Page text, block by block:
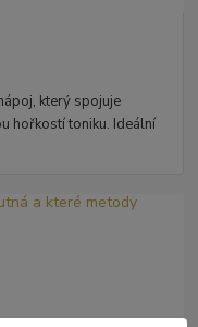
který spojuje
hořkostí toniku. Ideální